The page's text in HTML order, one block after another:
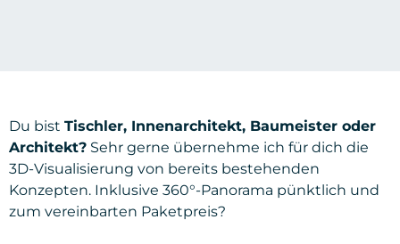
Du bist Tischler, Innenarchitekt, Baumeister oder
Architekt? Sehr gerne übernehme ich für dich die
3D-Visualisierung von bereits bestehenden
Konzepten. Inklusive 360°-Panorama pünktlich und
zum vereinbarten Paketpreis?